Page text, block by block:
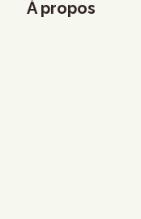
À propos